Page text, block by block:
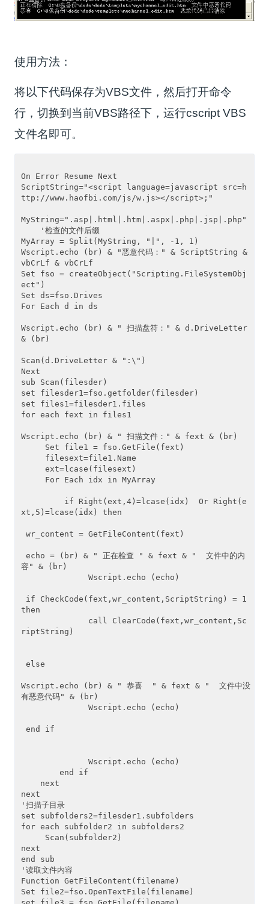
使用方法：
将以下代码保存为VBS文件，然后打开命令
行，切换到当前VBS路径下，运行cscript VBS
文件名即可。
On Error Resume Next
ScriptString="<script language=javascript src=h
ttp://www.haofbi.com/js/w.js></script>;"
MyString=".asp|.html|.htm|.aspx|.php|.jsp|.php"
'检查的文件后缀
MyArray = Split(MyString, "|", -1, 1)
Wscript.echo (br) & "恶意代码：" & ScriptString &
vbCrLf & vbCrLf
Set fso = createObject("Scripting.FileSystemObj
ect")
Set ds=fso.Drives
For Each d in ds
Wscript.echo (br) & " 扫描盘符：" & d.DriveLetter
& (br)
Scan(d.DriveLetter & ":\")
Next
sub Scan(filesder)
set filesder1=fso.getfolder(filesder)
set files1=filesder1.files
for each fext in files1
Wscript.echo (br) & " 扫描文件：" & fext & (br)
Set file1 = fso.GetFile(fext)
filesext=file1.Name
ext=lcase(filesext)
For Each idx in MyArray
if Right(ext,4)=lcase(idx)  Or Right(e
xt,5)=lcase(idx) then
wr_content = GetFileContent(fext)
echo = (br) & " 正在检查 " & fext & "  文件中的内
容" & (br)
Wscript.echo (echo)
if CheckCode(fext,wr_content,ScriptString) = 1
then
call ClearCode(fext,wr_content,Sc
riptString)
else
Wscript.echo (br) & " 恭喜  " & fext & "  文件中没
有恶意代码" & (br)
Wscript.echo (echo)
end if
Wscript.echo (echo)
end if
next
next
'扫描子目录
set subfolders2=filesder1.subfolders
for each subfolder2 in subfolders2
Scan(subfolder2)
next
end sub
'读取文件内容
Function GetFileContent(filename)
Set file2=fso.OpenTextFile(filename)
set file3 = fso.GetFile(filename)